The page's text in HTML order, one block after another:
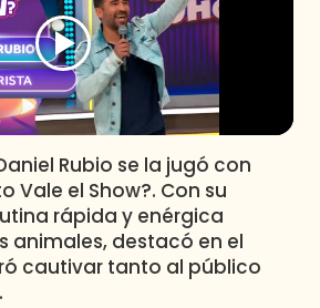
Rubio se la jugó con
Vale el Show?. Con su
rápida y enérgica
animales, destacó en el
cautivar tanto al público